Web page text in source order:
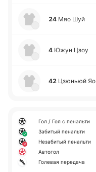
24 Мяо Шуй
4 Южун Цзоу
42 Цзю­ньюй Яо
Гол / Гол с пенальти
Забитый пенальти
Незабитый пенальти
Автогол
Голевая передача